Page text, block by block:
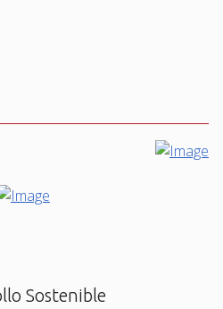
Sostenible